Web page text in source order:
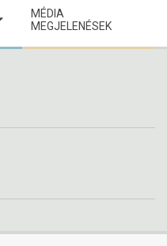
MÉDIA
MEGJELENÉSEK